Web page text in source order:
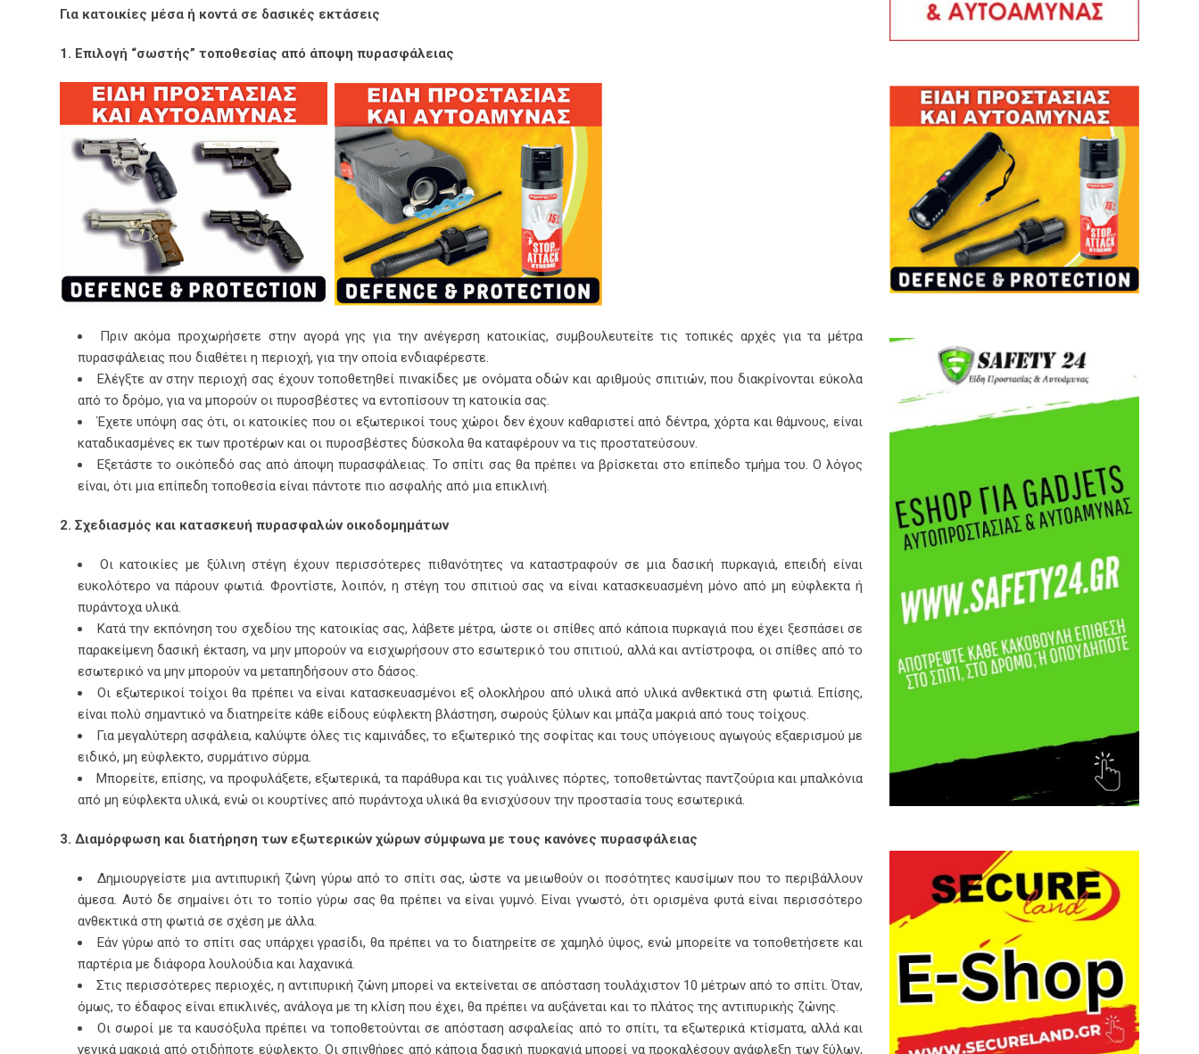
Για κατοικίες μέσα ή κοντά σε δασικές εκτάσεις
1. Επιλογή “σωστής” τοποθεσίας από άποψη πυρασφάλειας
Πριν ακόμα προχωρήσετε στην αγορά γης για την ανέγερση κατοικίας, συμβουλευτείτε τις τοπικές αρχές για τα μέτρα
πυρασφάλειας που διαθέτει η περιοχή, για την οποία ενδιαφέρεστε.
Ελέγξτε αν στην περιοχή σας έχουν τοποθετηθεί πινακίδες με ονόματα οδών και αριθμούς σπιτιών, που διακρίνονται εύκολα
από το δρόμο, για να μπορούν οι πυροσβέστες να εντοπίσουν τη κατοικία σας.
Έχετε υπόψη σας ότι, οι κατοικίες που οι εξωτερικοί τους χώροι δεν έχουν καθαριστεί από δέντρα, χόρτα και θάμνους, είναι
καταδικασμένες εκ των προτέρων και οι πυροσβέστες δύσκολα θα καταφέρουν να τις προστατεύσουν.
Εξετάστε το οικόπεδό σας από άποψη πυρασφάλειας. Το σπίτι σας θα πρέπει να βρίσκεται στο επίπεδο τμήμα του. Ο λόγος
είναι, ότι μια επίπεδη τοποθεσία είναι πάντοτε πιο ασφαλής από μια επικλινή.
2. Σχεδιασμός και κατασκευή πυρασφαλών οικοδομημάτων
Οι κατοικίες με ξύλινη στέγη έχουν περισσότερες πιθανότητες να καταστραφούν σε μια δασική πυρκαγιά, επειδή είναι
ευκολότερο να πάρουν φωτιά. Φροντίστε, λοιπόν, η στέγη του σπιτιού σας να είναι κατασκευασμένη μόνο από μη εύφλεκτα ή
πυράντοχα υλικά.
Κατά την εκπόνηση του σχεδίου της κατοικίας σας, λάβετε μέτρα, ώστε οι σπίθες από κάποια πυρκαγιά που έχει ξεσπάσει σε
παρακείμενη δασική έκταση, να μην μπορούν να εισχωρήσουν στο εσωτερικό του σπιτιού, αλλά και αντίστροφα, οι σπίθες από το
εσωτερικό να μην μπορούν να μεταπηδήσουν στο δάσος.
Οι εξωτερικοί τοίχοι θα πρέπει να είναι κατασκευασμένοι εξ ολοκλήρου από υλικά από υλικά ανθεκτικά στη φωτιά. Επίσης,
είναι πολύ σημαντικό να διατηρείτε κάθε είδους εύφλεκτη βλάστηση, σωρούς ξύλων και μπάζα μακριά από τους τοίχους.
Για μεγαλύτερη ασφάλεια, καλύψτε όλες τις καμινάδες, το εξωτερικό της σοφίτας και τους υπόγειους αγωγούς εξαερισμού με
ειδικό, μη εύφλεκτο, συρμάτινο σύρμα.
Μπορείτε, επίσης, να προφυλάξετε, εξωτερικά, τα παράθυρα και τις γυάλινες πόρτες, τοποθετώντας παντζούρια και μπαλκόνια
από μη εύφλεκτα υλικά, ενώ οι κουρτίνες από πυράντοχα υλικά θα ενισχύσουν την προστασία τους εσωτερικά.
3. Διαμόρφωση και διατήρηση των εξωτερικών χώρων σύμφωνα με τους κανόνες πυρασφάλειας
Δημιουργείστε μια αντιπυρική ζώνη γύρω από το σπίτι σας, ώστε να μειωθούν οι ποσότητες καυσίμων που το περιβάλλουν
άμεσα. Αυτό δε σημαίνει ότι το τοπίο γύρω σας θα πρέπει να είναι γυμνό. Είναι γνωστό, ότι ορισμένα φυτά είναι περισσότερο
ανθεκτικά στη φωτιά σε σχέση με άλλα.
Εάν γύρω από το σπίτι σας υπάρχει γρασίδι, θα πρέπει να το διατηρείτε σε χαμηλό ύψος, ενώ μπορείτε να τοποθετήσετε και
παρτέρια με διάφορα λουλούδια και λαχανικά.
Στις περισσότερες περιοχές, η αντιπυρική ζώνη μπορεί να εκτείνεται σε απόσταση τουλάχιστον 10 μέτρων από το σπίτι. Όταν,
όμως, το έδαφος είναι επικλινές, ανάλογα με τη κλίση που έχει, θα πρέπει να αυξάνεται και το πλάτος της αντιπυρικής ζώνης.
Οι σωροί με τα καυσόξυλα πρέπει να τοποθετούνται σε απόσταση ασφαλείας από το σπίτι, τα εξωτερικά κτίσματα, αλλά και
γενικά μακριά από οτιδήποτε εύφλεκτο. Οι σπινθήρες από κάποια δασική πυρκαγιά μπορεί να προκαλέσουν ανάφλεξη των ξύλων,